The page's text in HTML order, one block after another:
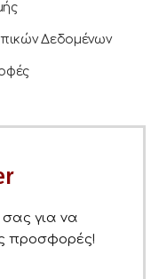
Δεδομένων
για να
προσφορές!